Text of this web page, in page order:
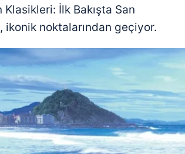
İlk Bakışta San
ikonik noktalarından geçiyor.